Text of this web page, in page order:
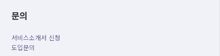
문의
서비스소개서 신청
도입문의